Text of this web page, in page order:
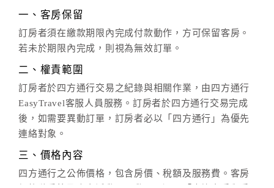
一、客房保留
訂房者須在繳款期限內完成付款動作，方可保留客房。
若未於期限內完成，則視為無效訂單。
二、權責範圍
訂房者於四方通行交易之紀錄與相關作業，由四方通行
EasyTravel客服人員服務。訂房者於四方通行交易完成
後，如需要異動訂單，訂房者必以「四方通行」為優先
連絡對象。
三、價格內容
四方通行之公佈價格，包含房價、稅額及服務費。客房